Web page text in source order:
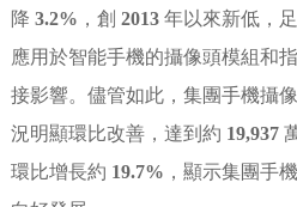
降 3.2% ，創 2013年以來新低，
應用於智能手機的攝像頭模組和
接影響。儘管如此，集團手機攝
況明顯環比改善，達到約 19,937
環比增長約 19.7% ，顯示集團手